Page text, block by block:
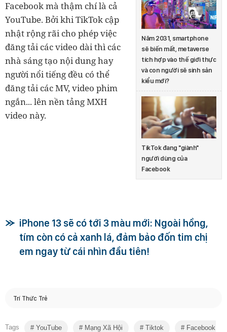
Năm 2031, smartphone
sẽ biến mất, metaverse
tích hợp vào thế giới thực
và con người sẽ sinh sản
kiểu mới?
TikTok đang "giành"
người dùng của
Facebook
Facebook mà thậm chí là cả
YouTube. Bởi khi TikTok cập
nhật rộng rãi cho phép việc
đăng tải các video dài thì các
nhà sáng tạo nội dung hay
người nổi tiếng đều có thể
đăng tải các MV, video phim
ngắn... lên nền tảng MXH
video này.
iPhone 13 sẽ có tới 3 màu mới: Ngoài hồng,
tím còn có cả xanh lá, đảm bảo đốn tim chị
em ngay từ cái nhìn đầu tiên!
Trí Thức Trẻ
Tags YouTube Mạng Xã Hội Tiktok Facebook